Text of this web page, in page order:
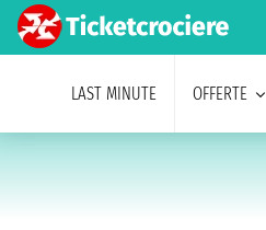
LAST MINUTE OFFERTE